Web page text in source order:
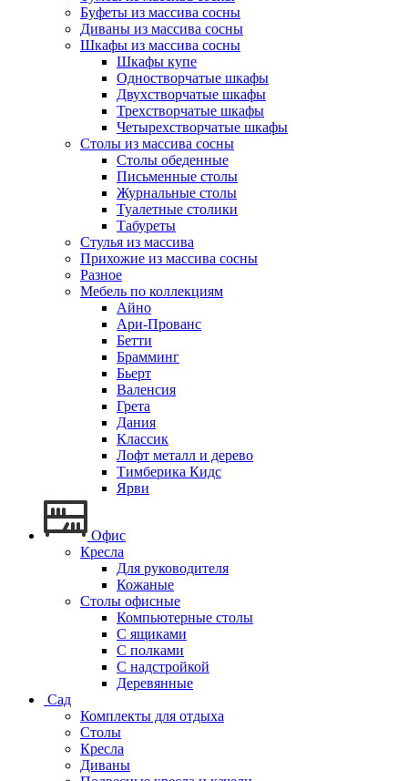
Буфеты из массива сосны
Диваны из массива сосны
Шкафы из массива сосны
Шкафы купе
Одностворчатые шкафы
Двухстворчатые шкафы
Трехстворчатые шкафы
Четырехстворчатые шкафы
Столы из массива сосны
Столы обеденные
Письменные столы
Журнальные столы
Туалетные столики
Табуреты
Стулья из массива
Прихожие из массива сосны
Разное
Мебель по коллекциям
Айно
Ари-Прованс
Бетти
Брамминг
Бьерт
Валенсия
Грета
Дания
Классик
Лофт металл и дерево
Тимберика Кидс
Ярви
Офис
Кресла
Для руководителя
Кожаные
Столы офисные
Компьютерные столы
С ящиками
С полками
С надстройкой
Деревянные
Сад
Комплекты для отдыха
Столы
Кресла
Диваны